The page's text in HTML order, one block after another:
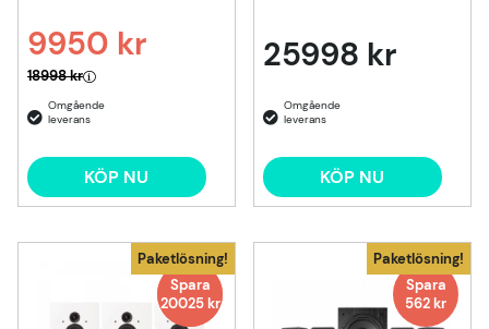
9950 kr
Ordinarie pris:
18998 kr
KÖP NU
25998 kr
KÖP NU
Paketlösning!
Spara
5048kr
Spara
20025 kr
Paketlösning!
Spara
562 kr